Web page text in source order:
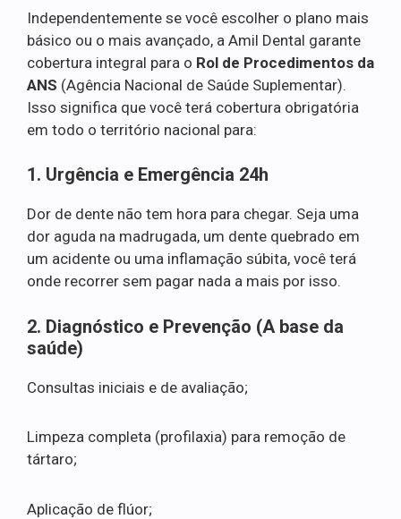
Independentemente se você escolher o plano mais
básico ou o mais avançado, a Amil Dental garante
cobertura integral para o Rol de Procedimentos da
ANS (Agência Nacional de Saúde Suplementar).
Isso significa que você terá cobertura obrigatória
em todo o território nacional para:
1. Urgência e Emergência 24h
Dor de dente não tem hora para chegar. Seja uma
dor aguda na madrugada, um dente quebrado em
um acidente ou uma inflamação súbita, você terá
onde recorrer sem pagar nada a mais por isso.
2. Diagnóstico e Prevenção (A base da
saúde)
Consultas iniciais e de avaliação;
Limpeza completa (profilaxia) para remoção de
tártaro;
Aplicação de flúor;